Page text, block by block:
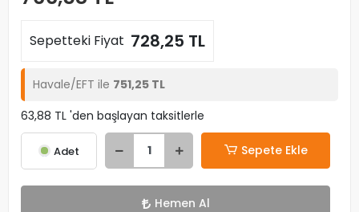
Sepetteki Fiyat 728,25 TL
Havale/EFT ile 751,25 TL
63,88 TL 'den başlayan taksitlerle
Adet Sepete Ekle
Hemen Al